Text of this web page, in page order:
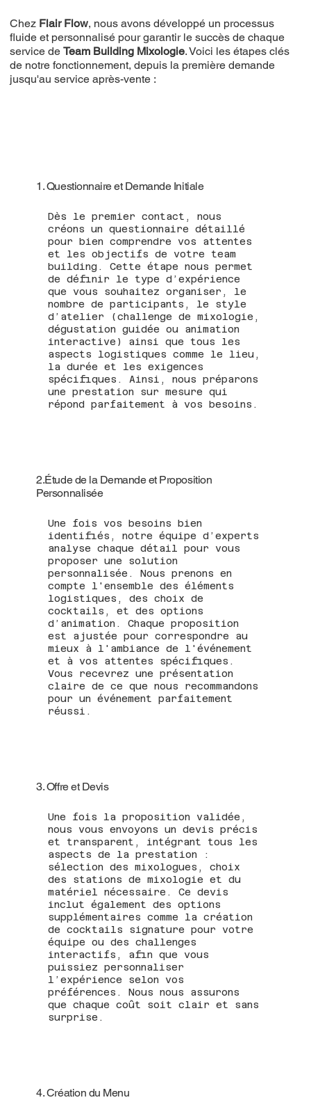
Chez Flair Flow, nous avons développé un processus
fluide et personnalisé pour garantir le succès de chaque
service deTeam Building Mixologie. Voici les étapes clés
de notre fonctionnement, depuis la première demande
jusqu'au service après-vente :
1. Questionnaire et Demande Initiale
Dès le premier contact, nous
créons un questionnaire détaillé
pour bien comprendre vos attentes
et les objectifs de votre team
building. Cette étape nous permet
de définir le type d’expérience
que vous souhaitez organiser, le
nombre de participants, le style
d’atelier (challenge de mixologie,
dégustation guidée ou animation
interactive) ainsi que tous les
aspects logistiques comme le lieu,
la durée et les exigences
spécifiques. Ainsi, nous préparons
une prestation sur mesure qui
répond parfaitement à vos besoins.
2.Étude de la Demande et Proposition
Personnalisée
Une fois vos besoins bien
identifiés, notre équipe d’experts
analyse chaque détail pour vous
proposer une solution
personnalisée. Nous prenons en
compte l'ensemble des éléments
logistiques, des choix de
cocktails, et des options
d’animation. Chaque proposition
est ajustée pour correspondre au
mieux à l'ambiance de l'événement
et à vos attentes spécifiques.
Vous recevrez une présentation
claire de ce que nous recommandons
pour un événement parfaitement
réussi.
3. Offre et Devis
Une fois la proposition validée,
nous vous envoyons un devis précis
et transparent, intégrant tous les
aspects de la prestation :
sélection des mixologues, choix
des stations de mixologie et du
matériel nécessaire. Ce devis
inclut également des options
supplémentaires comme la création
de cocktails signature pour votre
équipe ou des challenges
interactifs, afin que vous
puissiez personnaliser
l’expérience selon vos
préférences. Nous nous assurons
que chaque coût soit clair et sans
surprise.
4. Création du Menu